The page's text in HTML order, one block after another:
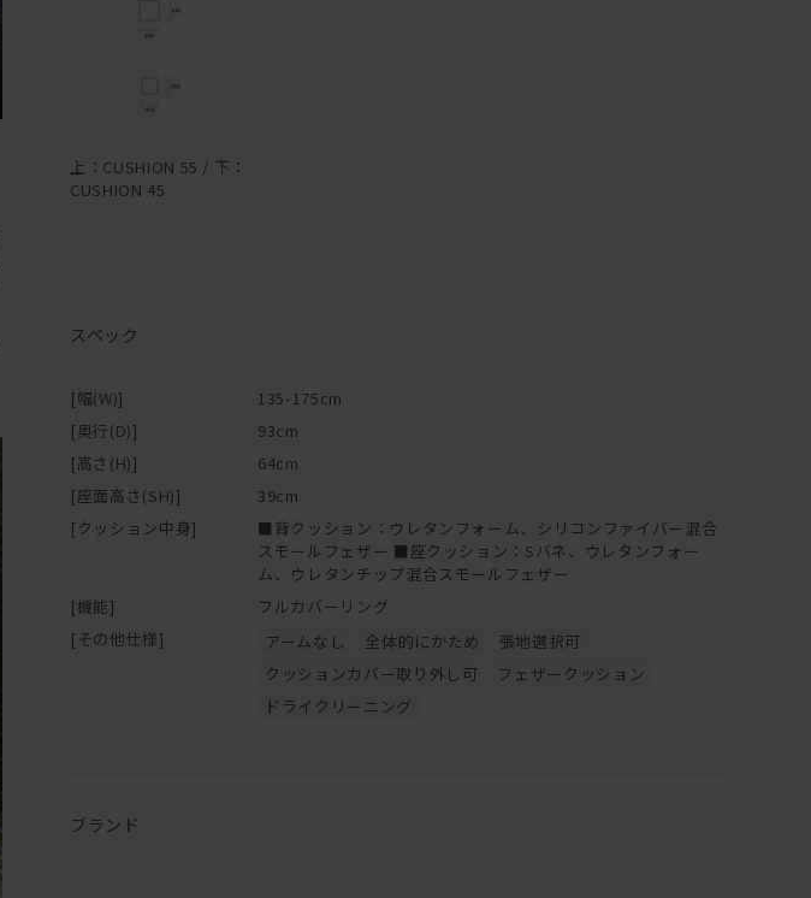
上：CUSHION 55 / 下：
CUSHION 45
スペック
[幅(W)]
135-175cm
[奥行(D)]
93cm
[高さ(H)]
64cm
[座面高さ(SH)]
39cm
[クッション中身]
■背クッション：ウレタンフォーム、シリコンファイバー混合
スモールフェザー ■座クッション：Sバネ、ウレタンフォー
ム、ウレタンチップ混合スモールフェザー
[機能]
フルカバーリング
[その他仕様]
アームなし 全体的にかため
張地選択可
クッションカバー取り外し可
フェザークッション
ドライクリーニング
ブランド